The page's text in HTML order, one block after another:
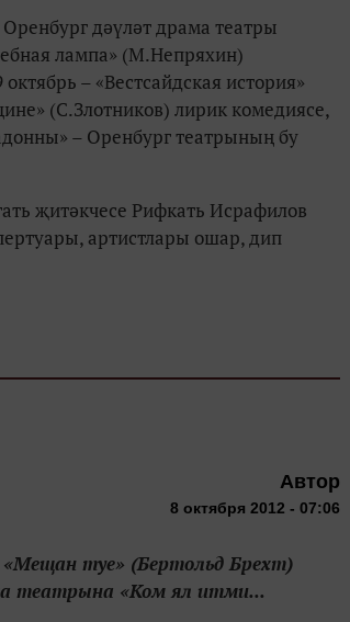
дәүләт драма театры
лампа» (М.Непряхин)
– «Вестсайдская история»
(С.Злотников) лирик комедиясе,
– Оренбург театрының бу
җитәкчесе Рифкать Исрафилов
артистлары ошар, дип
Автор
8 октября 2012 - 07:06
туе» (Бертольд Брехт)
театрына «Ком ял итми...